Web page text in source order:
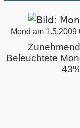
Mond am
Beleuchtete